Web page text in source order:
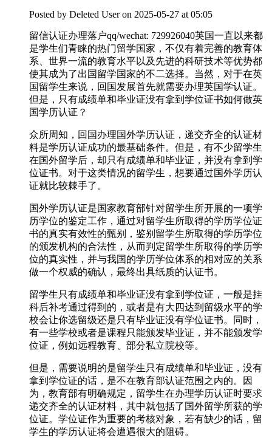
Posted by Deleted User on 2025-05-27 at 05:05
留信认证办理落户qq/wechat: 729926040英国一直以来都
是学生们青睐的热门留学国家，不仅有着完善的教育体
系、世界一流的教育水平以及先进的科研技术等优势都
使其成为了出国留学国家的不二选择。当然，对于在英
国留学生来说，回国发展首先就需要办理英国学认证。
但是，只有成绩单和毕业证没有拿到学位证书如何做英
国学历认证？
众所周知，回国办理国外学历认证，递交齐全的认证材
料是学历认证成功的最基础条件。但是，有不少留学生
在国外留学后，却只有成绩单和毕业证，并没有拿到学
位证书。对于这类情况的留学生，想要通过国外学历认
证就比较棘手了。
国外学历认证是国家教育部针对留学生所开展的一项学
历学位的鉴定工作，通过对留学生所取得的学历学位证
书的真实有效性的甄别，鉴别留学生所取得的学历学位
的颁发机构的合法性，从而判定留学生所取得的学历学
位的真实性，并与我国的学历学位体系的相对应的关系
做一个权威的确认，最终出具纸质的认证书。
留学生只有成绩单和毕业证没有拿到学位证，一般是挂
科后补考通过得到的，或者是有大四达到留级水平的学
校会让你选留级还是只有毕业证没有学位证书。同时，
有一些学校或者是课程只能颁发毕业证，并不能颁发学
位证，例如远程教育、部分私立院校等。
但是，需要说明的是留学生只有成绩单和毕业证，没有
拿到学位证的话，是不在教育部认证范围之内的。因
为，教育部有明确规定，留学生在办理学历认证时要求
递交齐全的认证材料，其中就包括了国外留学所获的学
位证。学位证作为重要的考核对象，若有缺少的话，留
学生的学历认证将会遭遇很大的阻碍。